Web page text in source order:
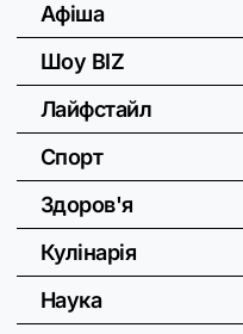
Афіша
Шоу BIZ
Лайфстайл
Спорт
Здоров'я
Кулінарія
Наука